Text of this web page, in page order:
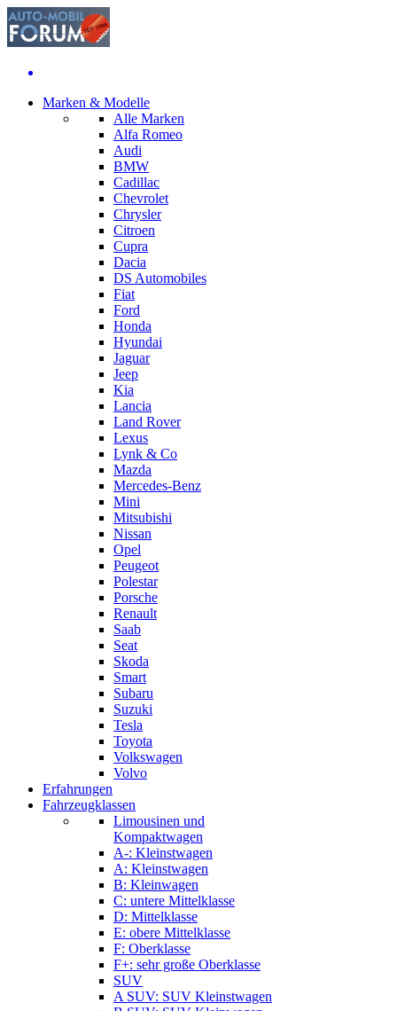
Marken & Modelle
Alle Marken
Alfa Romeo
Audi
BMW
Cadillac
Chevrolet
Chrysler
Citroen
Cupra
Dacia
DS Automobiles
Fiat
Ford
Honda
Hyundai
Jaguar
Jeep
Kia
Lancia
Land Rover
Lexus
Lynk & Co
Mazda
Mercedes-Benz
Mini
Mitsubishi
Nissan
Opel
Peugeot
Polestar
Porsche
Renault
Saab
Seat
Skoda
Smart
Subaru
Suzuki
Tesla
Toyota
Volkswagen
Volvo
Erfahrungen
Fahrzeugklassen
Limousinen und
Kompaktwagen
A-: Kleinstwagen
A: Kleinstwagen
B: Kleinwagen
C: untere Mittelklasse
D: Mittelklasse
E: obere Mittelklasse
F: Oberklasse
F+: sehr große Oberklasse
SUV
A SUV: SUV Kleinstwagen